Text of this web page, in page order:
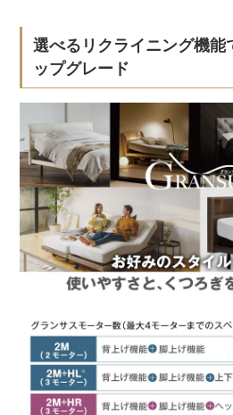
選べるリクライニング機能
ップグレード